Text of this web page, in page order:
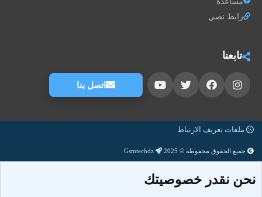
رابط نصي
تابعنا
اتصل بنا
ملفات تعريف الارتباط
جميع الحقوق محفوظة © 2025 Gsmtechdz
نحن نقدر خصوصيتك